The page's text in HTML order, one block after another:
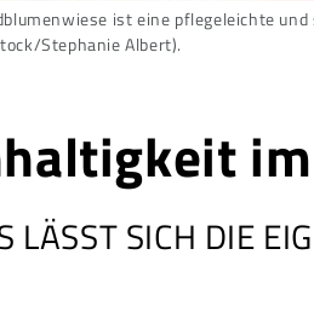
ist eine pflegeleichte
Stephanie Albert).
SICH DIE